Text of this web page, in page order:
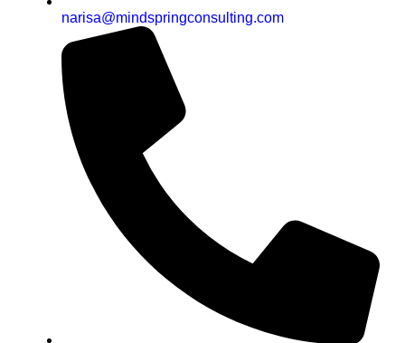
narisa@mindspringconsulting.com